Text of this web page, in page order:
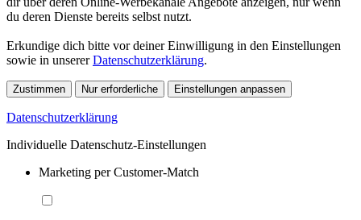
du deren Dienste bereits selbst nutzt.
Erkundige dich bitte vor deiner Einwilligung in den Einstellungen
sowie in unsererDatenschutzerklärung.
Zustimmen Nur erforderliche Einstellungen anpassen
Datenschutzerklärung
Individuelle Datenschutz-Einstellungen
Marketing per Customer-Match